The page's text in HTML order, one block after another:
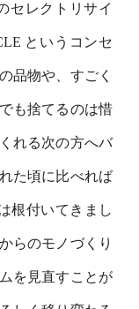
セレクトリサイ
というコンセ
品物や、すごく
も捨てるのは惜
れる次の⽅へバ
た頃に⽐べれば
根付いてきまし
らのモノづくり
を⾒直すことが